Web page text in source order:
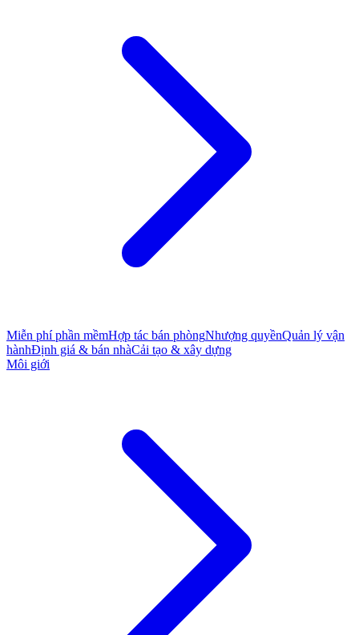
Miễn phí phần mềmHợp tác bán phòngNhượng quyềnQuản lý vận
hànhĐịnh giá & bán nhàCải tạo & xây dựng
Môi giới